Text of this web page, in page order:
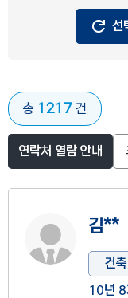
선
총 1217 건
연락처 열람 안내
사진 없음
김**
건
10년 8